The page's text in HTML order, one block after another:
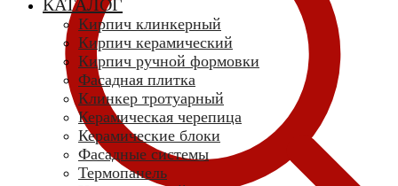
КАТАЛОГ
Кирпич клинкерный
Кирпич керамический
Кирпич ручной формовки
Фасадная плитка
Клинкер тротуарный
Керамическая черепица
Керамические блоки
Фасадные системы
Термопанель